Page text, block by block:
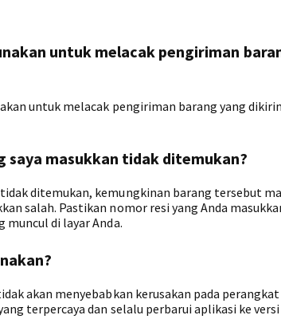
untuk melacak pengiriman
untuk melacak pengiriman barang yang
saya masukkan tidak ditemukan?
ditemukan, kemungkinan barang tersebut
salah. Pastikan nomor resi yang Anda
di layar Anda.
akan menyebabkan kerusakan pada perangkat
terpercaya dan selalu perbarui aplikasi ke